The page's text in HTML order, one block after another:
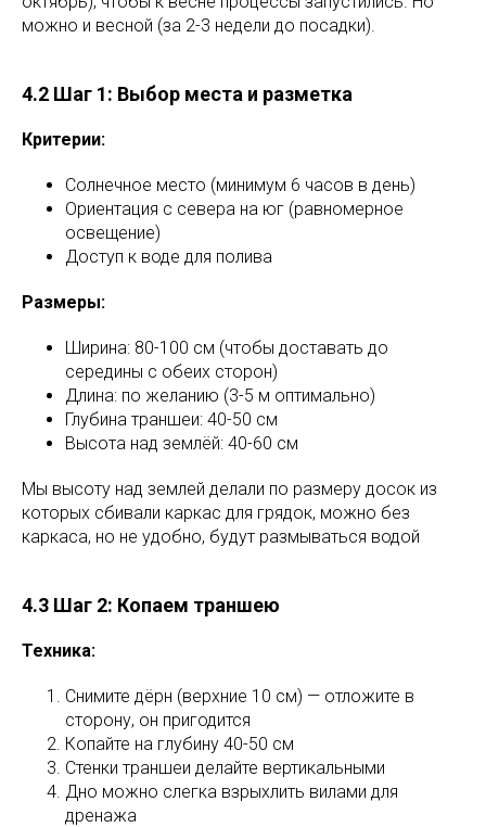
можно и весной (за 2-3 недели до посадки).
4.2 Шаг 1: Выбор места и разметка
Критерии:
Солнечное место (минимум 6 часов в день)
Ориентация с севера на юг (равномерное
освещение)
Доступ к воде для полива
Размеры:
Ширина: 80-100 см (чтобы доставать до
середины с обеих сторон)
Длина: по желанию (3-5 м оптимально)
Глубина траншеи: 40-50 см
Высота над землёй: 40-60 см
Мы высоту над землей делали по размеру досок из
которых сбивали каркас для грядок, можно без
каркаса, но не удобно, будут размываться водой
4.3 Шаг 2: Копаем траншею
Техника:
Снимите дёрн (верхние 10 см) — отложите в
сторону, он пригодится
Копайте на глубину 40-50 см
Стенки траншеи делайте вертикальными
Дно можно слегка взрыхлить вилами для
дренажа